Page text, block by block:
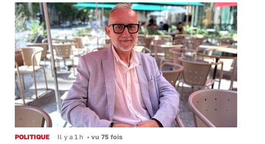
POLITIQUE Il y a 1 h • vu 75 fois